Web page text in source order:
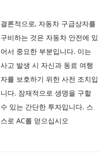
결론적으로, 자동차 구급상자를
구비하는 것은 자동차 안전에 있
어서 중요한 부분입니다. 이는
사고 발생 시 자신과 동료 여행
자를 보호하기 위한 사전 조치입
니다. 잠재적으로 생명을 구할
수 있는 간단한 투자입니다. 스
스로 AC를 얻으십시오